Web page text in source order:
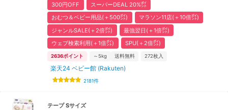
300円OFF
スーパーDEAL 20%㌽
おむつ＆ベビー用品(＋500㌽)
マラソン11店(＋10倍㌽)
ジャンルSALE(＋2倍㌽)
最強翌日(＋1倍㌽)
ウェブ検索利用(＋1倍㌽)
SPU(＋2倍㌽)
2636ポイント ～5kg 送料無料 272枚入
楽天24 ベビー館 (Rakuten)
2181件
テープ Sサイズ